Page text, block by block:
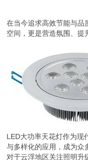
在当今追求高效节能与品
空间，更是营造氛围、提
LED大功率天花灯作为现
与多样化的应用，成为众
对于云浮地区关注照明升